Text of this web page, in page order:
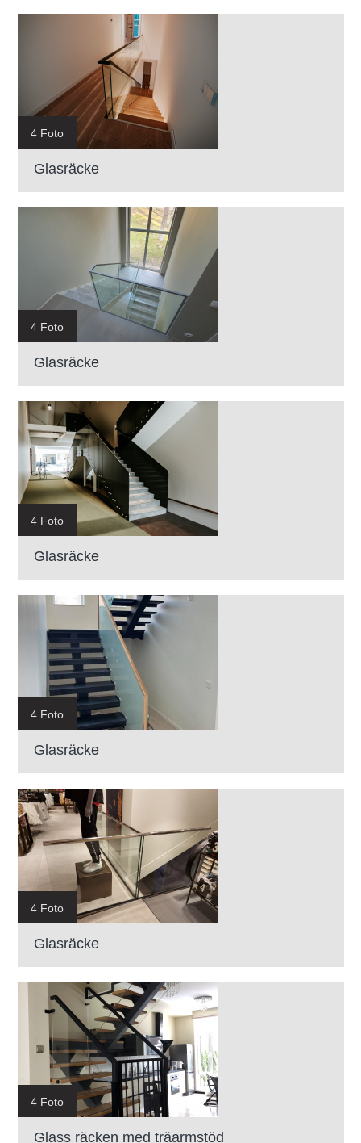
4 Foto
Glasräcke
4 Foto
Glasräcke
4 Foto
Glasräcke
4 Foto
Glasräcke
4 Foto
Glasräcke
4 Foto
Glass räcken med träarmstöd